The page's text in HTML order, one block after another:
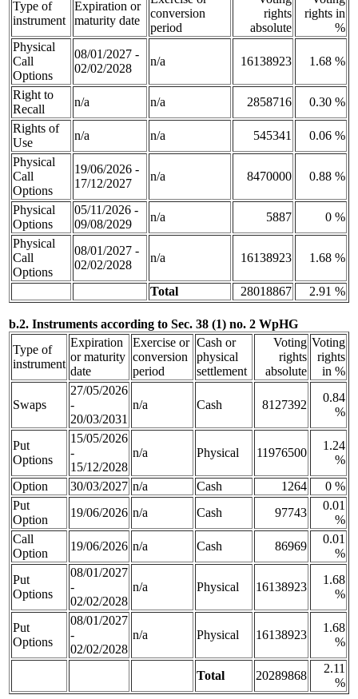
Type of
instrument
Expiration or
maturity date
conversion
period
rights
absolute
rights in
%
Physical
Call
Options
08/01/2027 -
02/02/2028
n/a 16138923 1.68 %
Right to
Recall
n/a n/a 2858716
0.30 %
Rights of
Use
n/a n/a 545341
0.06 %
Physical
Call
Options
19/06/2026 -
17/12/2027
n/a 8470000 0.88 %
Physical
Options
05/11/2026 -
09/08/2029
n/a 5887
0 %
Physical
Call
Options
08/01/2027 -
02/02/2028
n/a 16138923 1.68 %
Total 28018867 2.91 %
b.2. Instruments according to Sec. 38 (1) no. 2 WpHG
Type of
instrument
Expiration
or maturity
date
Exercise or
conversion
period
Cash or
physical
settlement
Voting
rights
absolute
Voting
rights
in %
Swaps
27/05/2026
-
20/03/2031
n/a Cash 8127392
0.84
%
Put
Options
15/05/2026
-
15/12/2028
n/a Physical 11976500
1.24
%
Option
30/03/2027 n/a Cash 1264
0 %
Put
Option
19/06/2026 n/a Cash 97743
0.01
%
Call
Option
19/06/2026 n/a Cash 86969
0.01
%
Put
Options
08/01/2027
-
02/02/2028
n/a Physical 16138923
1.68
%
Put
Options
08/01/2027
-
02/02/2028
n/a Physical 16138923
1.68
%
Total 20289868
2.11
%